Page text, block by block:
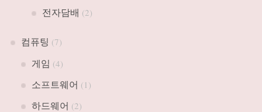
전자담배 (2)
컴퓨팅 (7)
게임 (4)
소프트웨어 (1)
하드웨어 (2)